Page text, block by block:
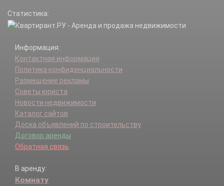
Статистика:
Информация:
Контактная информация
Политика конфиденциальности
Размещение рекламы
Советы юриста
Новости недвижимости
Каталог сайтов
Доска объявлений по строительству
Договор аренды
Обратная связь
В аренду:
Комнату